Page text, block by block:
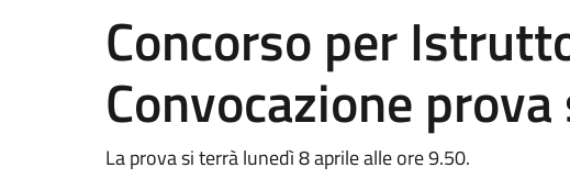
Concorso per
Convocazione
La prova si terrà lunedì 8 aprile alle ore 9.50.